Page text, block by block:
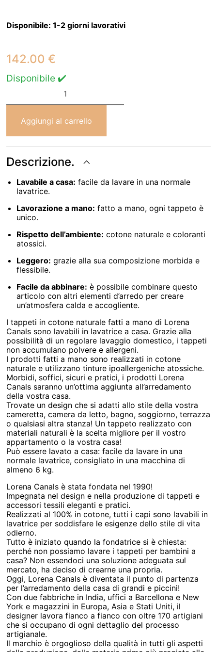
Disponibile:1-2 giorni lavorativi
142.00€
Disponibile ✔️
Blue
160
cm
quantità
Aggiungi al carrello
Descrizione.
Lavabile a casa: facile da lavare in una normale
lavatrice.
Lavorazione a mano: fatto a mano, ogni tappeto è
unico.
Rispetto dell’ambiente: cotone naturale e coloranti
atossici.
Leggero: grazie alla sua composizione morbida e
flessibile.
Facile da abbinare: è possibile combinare questo
articolo con altri elementi d’arredo per creare
un’atmosfera calda e accogliente.
I tappeti in cotone naturale fatti a mano di Lorena
Canals sono lavabili in lavatrice a casa. Grazie alla
possibilità di un regolare lavaggio domestico, i tappeti
non accumulano polvere e allergeni.
I prodotti fatti a mano sono realizzati in cotone
naturale e utilizzano tinture ipoallergeniche atossiche.
Morbidi, soffici, sicuri e pratici, i prodotti Lorena
Canals saranno un’ottima aggiunta all’arredamento
della vostra casa.
Trovate un design che si adatti allo stile della vostra
cameretta, camera da letto, bagno, soggiorno, terrazza
o qualsiasi altra stanza! Un tappeto realizzato con
materiali naturali è la scelta migliore per il vostro
appartamento o la vostra casa!
Può essere lavato a casa: facile da lavare in una
normale lavatrice, consigliato in una macchina di
almeno 6 kg.
Lorena Canals è stata fondata nel 1990!
Impegnata nel design e nella produzione di tappeti e
accessori tessili eleganti e pratici.
Realizzati al 100% in cotone, tutti i capi sono lavabili in
lavatrice per soddisfare le esigenze dello stile di vita
odierno.
Tutto è iniziato quando la fondatrice si è chiesta:
perché non possiamo lavare i tappeti per bambini a
casa? Non essendoci una soluzione adeguata sul
mercato, ha deciso di crearne una propria.
Oggi, Lorena Canals è diventata il punto di partenza
per l’arredamento della casa di grandi e piccini!
Con due fabbriche in India, uffici a Barcellona e New
York e magazzini in Europa, Asia e Stati Uniti, il
designer lavora fianco a fianco con oltre 170 artigiani
che si occupano di ogni dettaglio del processo
artigianale.
Il marchio è orgoglioso della qualità in tutti gli aspetti